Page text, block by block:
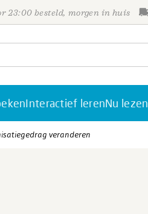
23:00 besteld, morgen in huis
Interactief lerenNu lezen
veranderen